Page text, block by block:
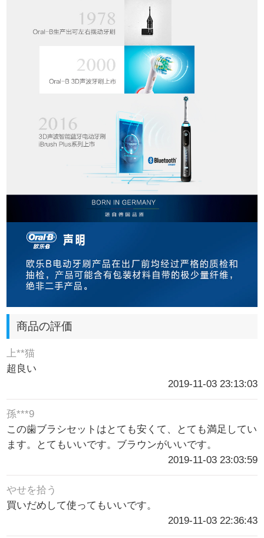
商品の評価
上**猫
超良い
2019-11-03 23:13:03
孫***9
この歯ブラシセットはとても安くて、とても満足してい
ます。とてもいいです。ブラウンがいいです。
2019-11-03 23:03:59
やせを拾う
買いだめして使ってもいいです。
2019-11-03 22:36:43